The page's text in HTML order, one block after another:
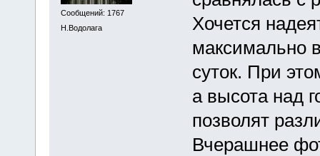
Сообщений: 1767
Н.Водолага
Хочется
максимально
суток. При
а высота над
позволят
Вчерашнее